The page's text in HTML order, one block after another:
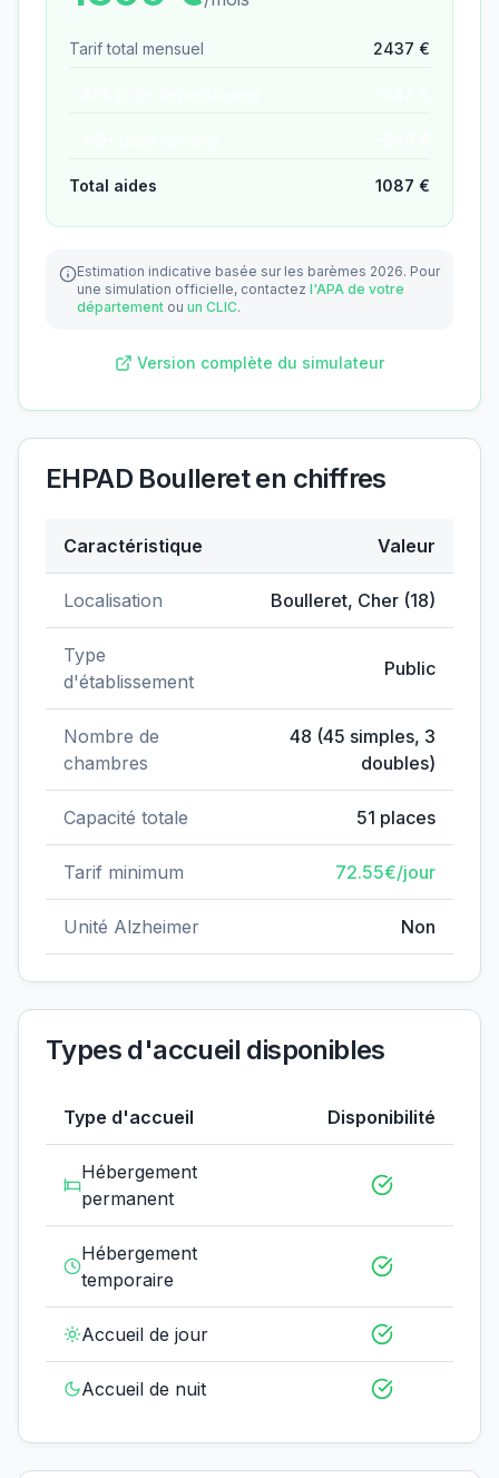
Tarif total mensuel 2437 €
Total aides 1087 €
Estimation indicative basée sur les barèmes 2026. Pour
une simulation officielle, contactez l'APA de votre
département ou un CLIC.
Version complète du simulateur
EHPAD Boullereten chiffres
Caractéristique Valeur
Localisation Boulleret, Cher (18)
Type
d'établissement
Public
Nombre de
chambres
48 (45 simples, 3
doubles)
Capacité totale 51 places
Tarif minimum 72.55€/jour
Unité Alzheimer Non
Types d'accueil disponibles
Type d'accueil Disponibilité
Hébergement
permanent
Hébergement
temporaire
Accueil de jour
Accueil de nuit